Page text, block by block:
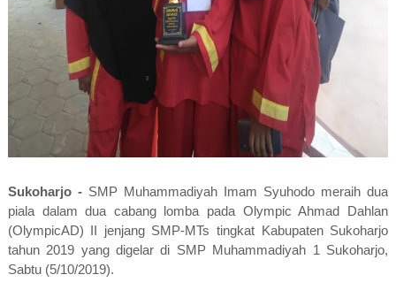
Sukoharjo -SMP Muhammadiyah Imam Syuhodo meraih dua
piala dalam dua cabang lomba pada Olympic Ahmad Dahlan
(OlympicAD) II jenjang SMP-MTs tingkat Kabupaten Sukoharjo
tahun 2019 yang digelar di SMP Muhammadiyah 1 Sukoharjo,
Sabtu (5/10/2019).